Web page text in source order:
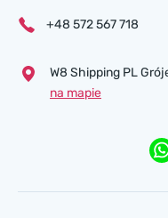
+48 572 567 718
W8 Shipping PL
na mapie